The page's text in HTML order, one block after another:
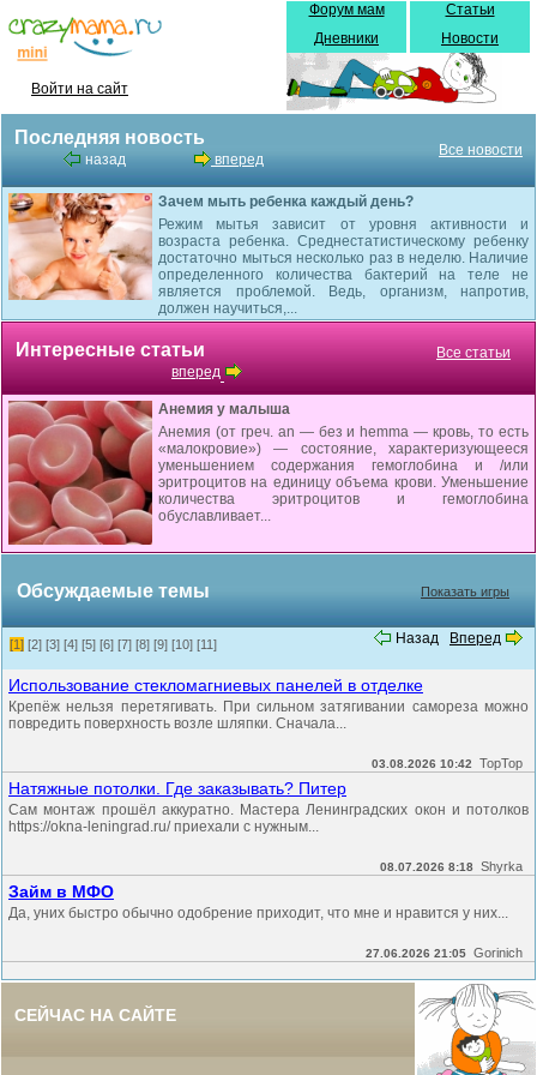
Войти на сайт
Форум мам
Дневники
Статьи
Новости
Последняя новость
назад вперед
Все новости
Зачем мыть ребенка каждый день?
Режим мытья зависит от уровня активности и
возраста ребенка. Среднестатистическому ребенку
достаточно мыться несколько раз в неделю. Наличие
определенного количества бактерий на теле не
является проблемой. Ведь, организм, напротив,
должен научиться,...
Интересные статьи
вперед
Все статьи
Анемия у малыша
Анемия (от греч. an — без и hemma — кровь, то есть
«малокровие») — состояние, характеризующееся
умень­шением содержания гемоглобина и /или
эритроцитов на единицу объема крови. Уменьшение
количества эритроцитов и гемоглобина
обуславливает...
Обсуждаемые темы Показать игры
Назад Вперед
[1] [2] [3] [4] [5] [6] [7] [8] [9] [10] [11]
Использование стекломагниевых панелей в отделке
Крепёж нельзя перетягивать. При сильном затягивании самореза можно
повредить поверхность возле шляпки. Сначала...
03.08.2026 10:42 TopTop
Натяжные потолки. Где заказывать? Питер
Сам монтаж прошёл аккуратно. Мастера Ленинградских окон и потолков
https://okna-leningrad.ru/ приехали с нужным...
08.07.2026 8:18 Shyrka
Займ в МФО
Да, уних быстро обычно одобрение приходит, что мне и нравится у них...
27.06.2026 21:05 Gorinich
СЕЙЧАС НА САЙТЕ